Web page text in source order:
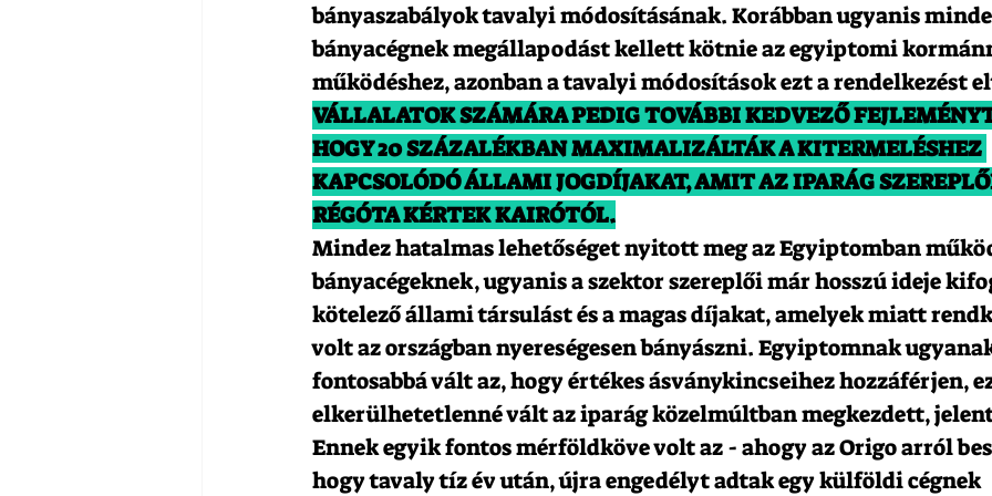
bányaszabályok tavalyi módosításának. Korábban ugyanis
bányacégnek megállapodást kellett kötnie az egyiptomi
működéshez, azonban a tavalyi módosítások ezt a rendelkezést
VÁLLALATOK SZÁMÁRA PEDIG TOVÁBBI KEDVEZŐ
HOGY 20 SZÁZALÉKBAN MAXIMALIZÁLTÁK A KITERMELÉSHEZ
KAPCSOLÓDÓ ÁLLAMI JOGDÍJAKAT, AMIT AZ IPARÁG
RÉGÓTA KÉRTEK KAIRÓTÓL.
Mindez hatalmas lehetőséget nyitott meg az Egyiptomban
bányacégeknek, ugyanis a szektor szereplői már hosszú ideje
kötelező állami társulást és a magas díjakat, amelyek miatt
volt az országban nyereségesen bányászni. Egyiptomnak
fontosabbá vált az, hogy értékes ásványkincseihez hozzáférjen,
elkerülhetetlenné vált az iparág közelmúltban megkezdett,
Ennek egyik fontos mérföldköve volt az - ahogy az Origo arról
hogy tavaly tíz év után, újra engedélyt adtak egy külföldi cégnek